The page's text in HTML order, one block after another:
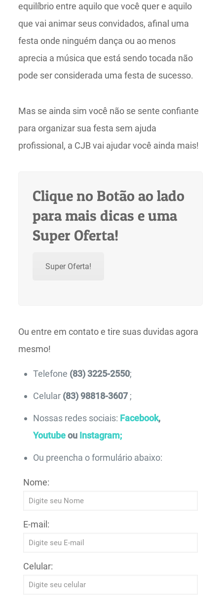
equilíbrio entre aquilo que você quer e aquilo
que vai animar seus convidados, afinal uma
festa onde ninguém dança ou ao menos
aprecia a música que está sendo tocada não
pode ser considerada uma festa de sucesso.
Mas se ainda sim você não se sente confiante
para organizar sua festa sem ajuda
profissional, a CJB vai ajudar você ainda mais!
Clique no Botão ao lado
para mais dicas e uma
Super Oferta!
Super Oferta!
Ou entre em contato e tire suas duvidas agora
mesmo!
Telefone (83) 3225-2550;
Celular (83) 98818-3607 ;
Nossas redes sociais: Facebook,
Youtubeou Instagram;
Ou preencha o formulário abaixo:
Nome:
E-mail:
Celular: